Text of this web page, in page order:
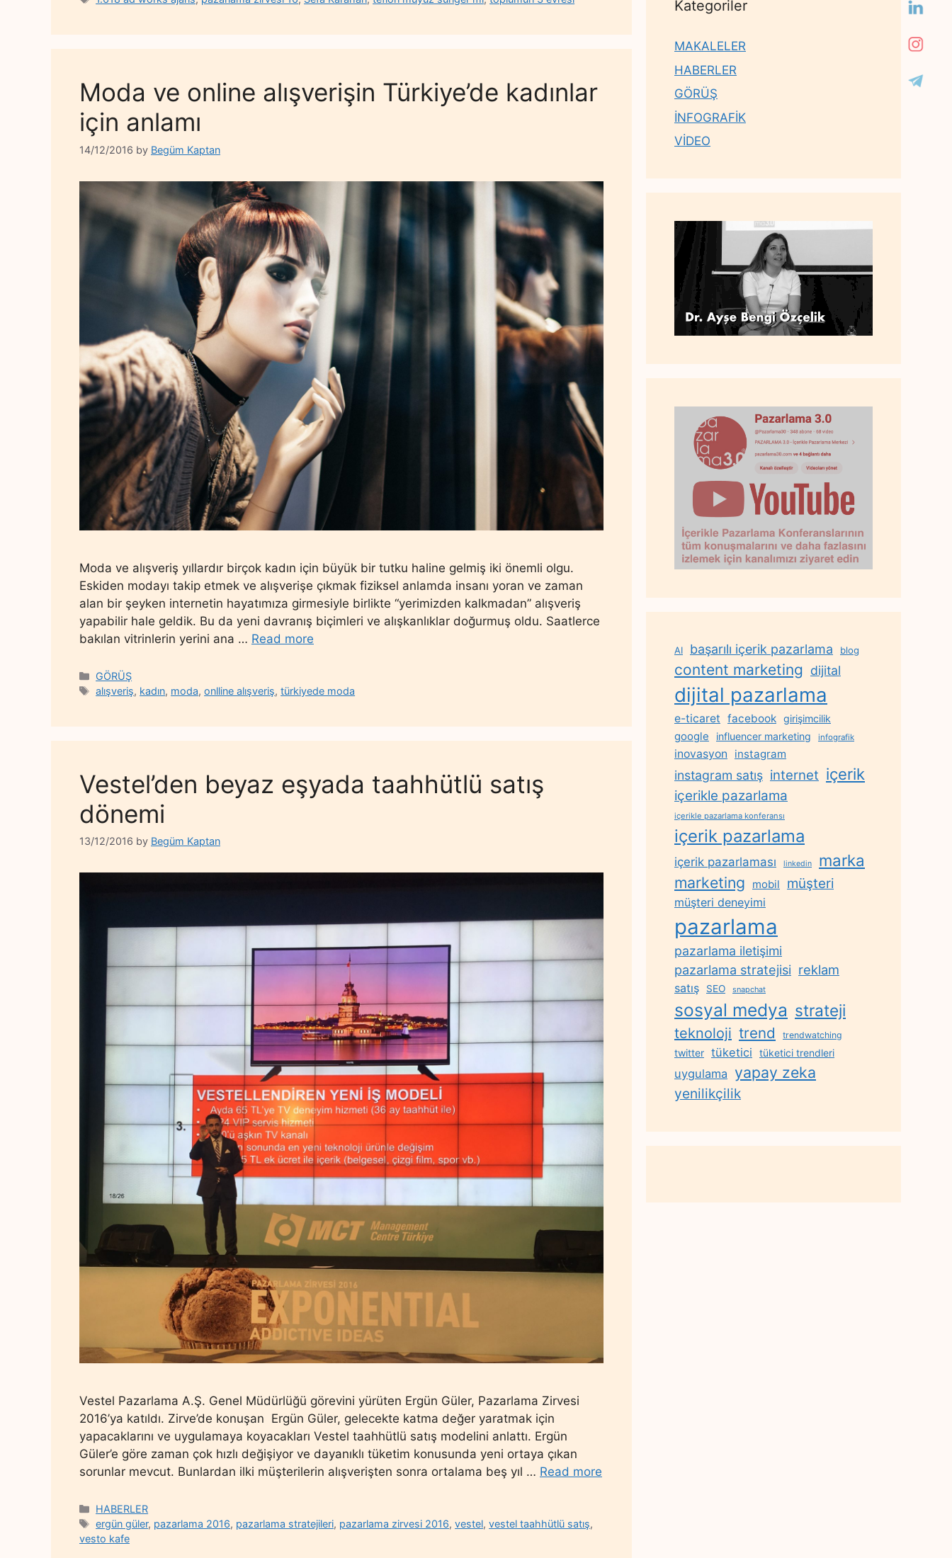
Moda ve online alışverişin Türkiye’de kadınlar
için anlamı
14/12/2016 by Begüm Kaptan
Moda ve alışveriş yıllardır birçok kadın için büyük bir tutku haline gelmiş iki önemli olgu.
Eskiden modayı takip etmek ve alışverişe çıkmak fiziksel anlamda insanı yoran ve zaman
alan bir şeyken internetin hayatımıza girmesiyle birlikte “yerimizden kalkmadan” alışveriş
yapabilir hale geldik. Bu da yeni davranış biçimleri ve alışkanlıklar doğurmuş oldu. Saatlerce
bakılan vitrinlerin yerini ana … Read more
Categories
GÖRÜŞ
Tags
alışveriş, kadın, moda,onlline alışveriş,türkiyede moda
Vestel’den beyaz eşyada taahhütlü satış
dönemi
13/12/2016 by Begüm Kaptan
Vestel Pazarlama A.Ş. Genel Müdürlüğü görevini yürüten Ergün Güler, Pazarlama Zirvesi
2016’ya katıldı. Zirve’de konuşan Ergün Güler, gelecekte katma değer yaratmak için
yapacaklarını ve uygulamaya koyacakları Vestel taahhütlü satış modelini anlattı. Ergün
Güler’e göre zaman çok hızlı değişiyor ve dayanıklı tüketim konusunda yeni ortaya çıkan
sorunlar mevcut. Bunlardan ilki müşterilerin alışverişten sonra ortalama beş yıl … Read more
Categories
HABERLER
Tags
ergün güler, pazarlama 2016, pazarlama stratejileri, pazarlama zirvesi 2016,vestel,vestel taahhütlü satış,
vesto kafe
Kategoriler
MAKALELER
HABERLER
GÖRÜŞ
İNFOGRAFİK
VİDEO
AI başarılı içerik pazarlama blog
content marketing dijital
dijital pazarlama
e-ticaret facebook girişimcilik
google influencer marketing infografik
inovasyon instagram
instagram satış internet içerik
içerikle pazarlama
içerikle pazarlama konferansı
içerik pazarlama
içerik pazarlaması linkedin marka
marketing mobil müşteri
müşteri deneyimi
pazarlama
pazarlama iletişimi
pazarlama stratejisi reklam
satış SEO snapchat
sosyal medya strateji
teknoloji trend trendwatching
twitter tüketici tüketici trendleri
uygulama yapay zeka
yenilikçilik